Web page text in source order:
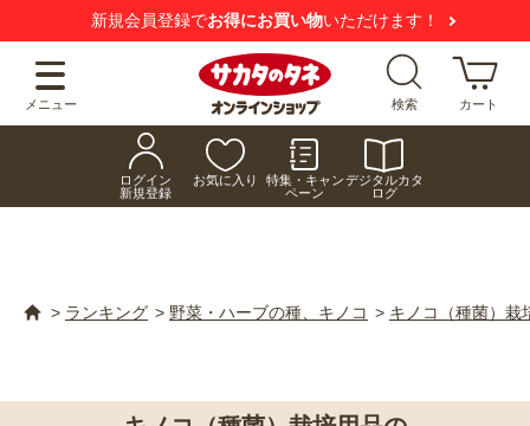
新規会員登録でお得にお買い物いただけます！
メニュー 検索 カート
ログイン
新規登録
お気に入り
特集・キャン
ペーン
デジタルカタ
ログ
> ランキング > 野菜・ハーブの種、キノコ > キノコ（種菌）栽